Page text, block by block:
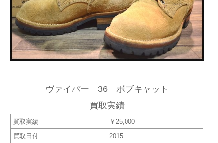
ヴァイバー 36 ボブキャット
買取実績
買取実績
￥25,000
買取日付
2015